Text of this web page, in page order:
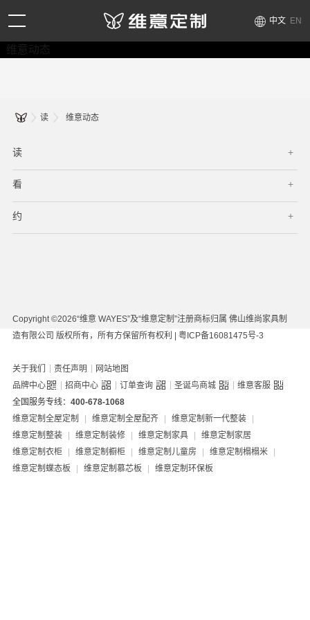
中文 EN
维意动态
读 维意动态
读
看
约
Copyright ©2026“维意 WAYES”及“维意定制”注册商标归属 佛山维尚家具制
造有限公司 版权所有，所有方保留所有权利 | 粤ICP备16081475号-3
关于我们 | 责任声明 | 网站地图
品牌中心
| 招商中心 | 订单查询 | 圣诞鸟商城 | 维意客服
全国服务专线： 400-678-1068
维意定制全屋定制
| 维意定制全屋配齐 | 维意定制新一代整装
|
维意定制整装
| 维意定制装修 | 维意定制家具 |
维意定制家居
维意定制衣柜
| 维意定制橱柜 | 维意定制儿童房 | 维意定制榻榻米
|
维意定制蝶态板
| 维意定制慕芯板 | 维意定制环保板